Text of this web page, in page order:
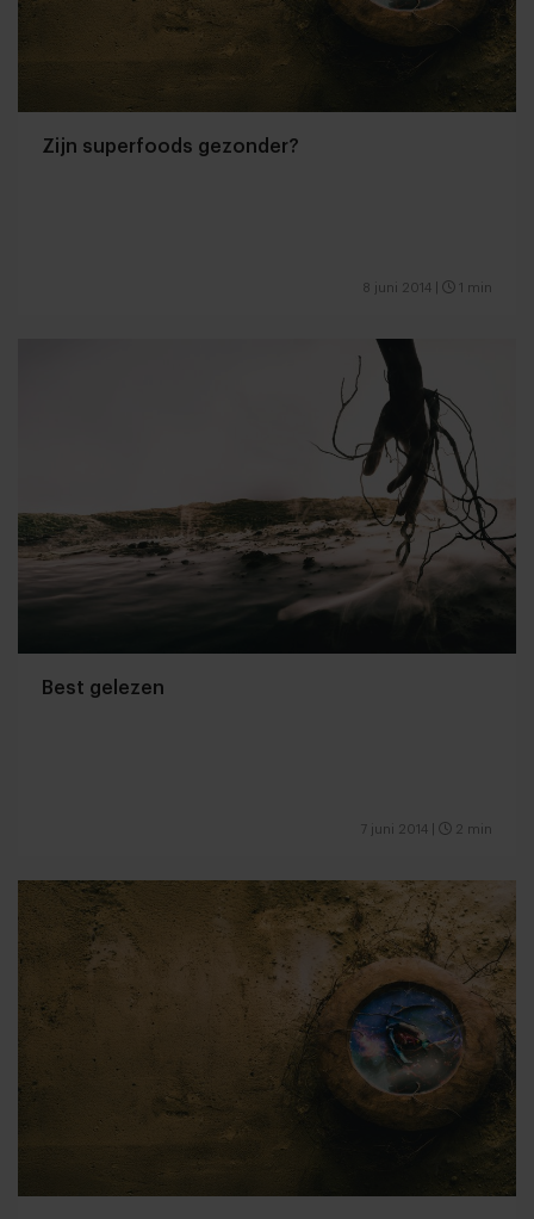
Zijn superfoods gezonder?
8 juni 2014 1 min
Best gelezen
7 juni 2014 2 min